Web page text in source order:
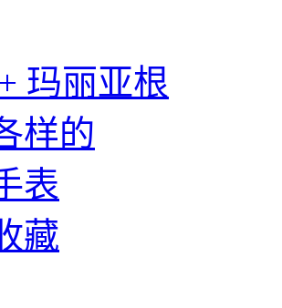
玛丽亚根
样的
表
藏